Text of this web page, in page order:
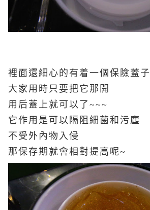
裡面還細心的有着一個保險蓋子
大家用時只要把它那開
用后蓋上就可以了~~~
它作用是可以隔阻細菌和污塵
不受外內物入侵
那保存期就會相對提高呢~